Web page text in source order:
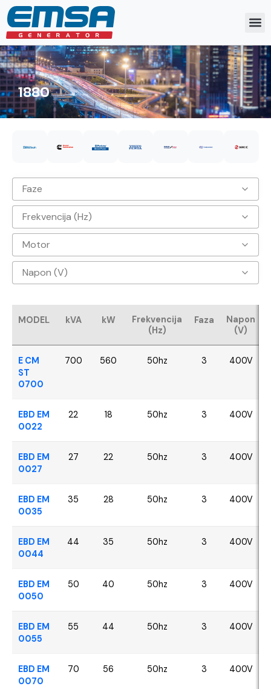
1880
Faze
3
Frekvencija (Hz)
50hz
Motor
Baudouin
CUMMINS
Perkins
VOLVO
YANGDONG
Napon (V)
400V
MODEL kVA kW
Frekvencija
(Hz)
Faza
Napon
(V)
E CM
ST
0700
700 560 50hz 3 400V
EBD EM
0022
22 18 50hz 3 400V
EBD EM
0027
27 22 50hz 3 400V
EBD EM
0035
35 28 50hz 3 400V
EBD EM
0044
44 35 50hz 3 400V
EBD EM
0050
50 40 50hz 3 400V
EBD EM
0055
55 44 50hz 3 400V
EBD EM
0070
70 56 50hz 3 400V